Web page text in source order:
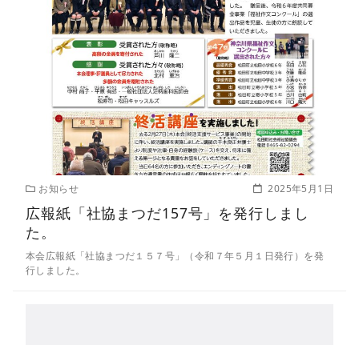
お知らせ 2025年5月1日
広報紙「社協まつだ157号」を発行しまし
た。
本会広報紙「社協まつだ１５７号」（令和７年５月１日発行）を発
行しました。